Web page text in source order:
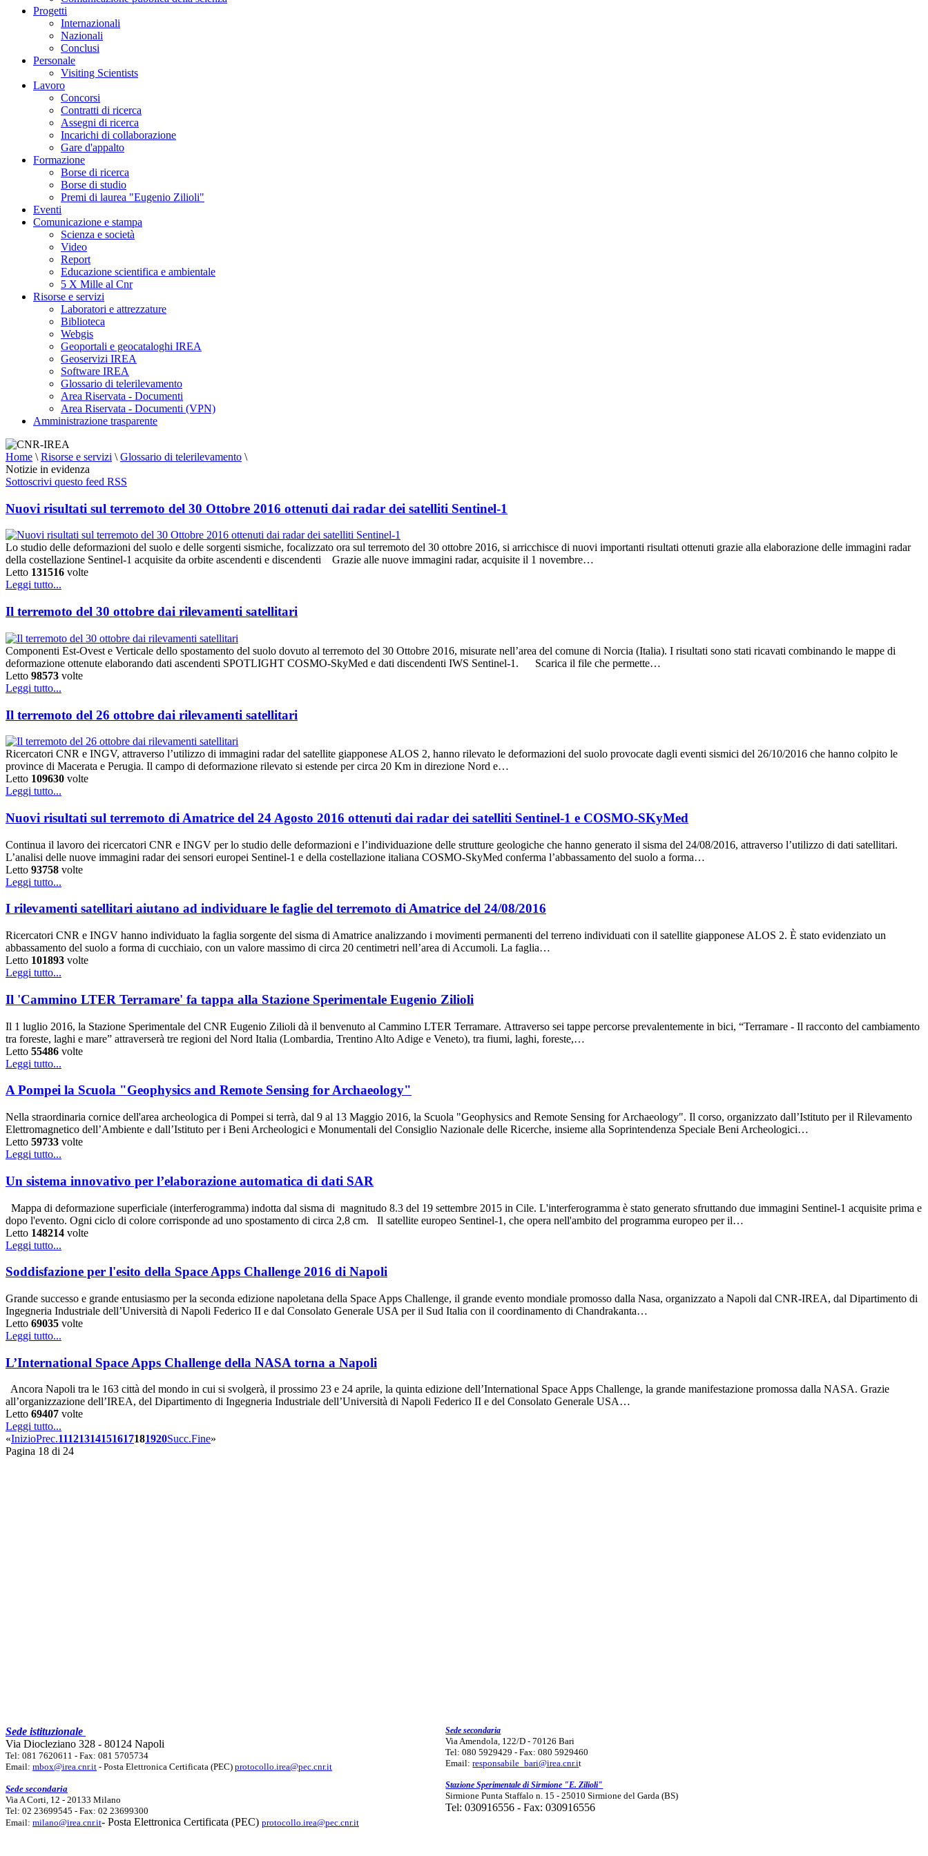
Progetti
Internazionali
Nazionali
Conclusi
Personale
Visiting Scientists
Lavoro
Concorsi
Contratti di ricerca
Assegni di ricerca
Incarichi di collaborazione
Gare d'appalto
Formazione
Borse di ricerca
Borse di studio
Premi di laurea "Eugenio Zilioli"
Eventi
Comunicazione e stampa
Scienza e società
Video
Report
Educazione scientifica e ambientale
5 X Mille al Cnr
Risorse e servizi
Laboratori e attrezzature
Biblioteca
Webgis
Geoportali e geocataloghi IREA
Geoservizi IREA
Software IREA
Glossario di telerilevamento
Area Riservata - Documenti
Area Riservata - Documenti (VPN)
Amministrazione trasparente
Home \ Risorse e servizi \ Glossario di telerilevamento \
Notizie in evidenza
Sottoscrivi questo feed RSS
Nuovi risultati sul terremoto del 30 Ottobre 2016 ottenuti dai radar dei satelliti Sentinel-1
Lo studio delle deformazioni del suolo e delle sorgenti sismiche, focalizzato ora sul terremoto del 30 ottobre 2016, si arricchisce di nuovi importanti risultati ottenuti grazie alla elaborazione delle immagini radar
della costellazione Sentinel-1 acquisite da orbite ascendenti e discendenti Grazie alle nuove immagini radar, acquisite il 1 novembre…
Letto 131516 volte
Leggi tutto...
Il terremoto del 30 ottobre dai rilevamenti satellitari
Componenti Est-Ovest e Verticale dello spostamento del suolo dovuto al terremoto del 30 Ottobre 2016, misurate nell’area del comune di Norcia (Italia). I risultati sono stati ricavati combinando le mappe di
deformazione ottenute elaborando dati ascendenti SPOTLIGHT COSMO-SkyMed e dati discendenti IWS Sentinel-1. Scarica il file che permette…
Letto 98573 volte
Leggi tutto...
Il terremoto del 26 ottobre dai rilevamenti satellitari
Ricercatori CNR e INGV, attraverso l’utilizzo di immagini radar del satellite giapponese ALOS 2, hanno rilevato le deformazioni del suolo provocate dagli eventi sismici del 26/10/2016 che hanno colpito le
province di Macerata e Perugia. Il campo di deformazione rilevato si estende per circa 20 Km in direzione Nord e…
Letto 109630 volte
Leggi tutto...
Nuovi risultati sul terremoto di Amatrice del 24 Agosto 2016 ottenuti dai radar dei satelliti Sentinel-1 e COSMO-SKyMed
Continua il lavoro dei ricercatori CNR e INGV per lo studio delle deformazioni e l’individuazione delle strutture geologiche che hanno generato il sisma del 24/08/2016, attraverso l’utilizzo di dati satellitari.
L’analisi delle nuove immagini radar dei sensori europei Sentinel-1 e della costellazione italiana COSMO-SkyMed conferma l’abbassamento del suolo a forma…
Letto 93758 volte
Leggi tutto...
I rilevamenti satellitari aiutano ad individuare le faglie del terremoto di Amatrice del 24/08/2016
Ricercatori CNR e INGV hanno individuato la faglia sorgente del sisma di Amatrice analizzando i movimenti permanenti del terreno individuati con il satellite giapponese ALOS 2. È stato evidenziato un
abbassamento del suolo a forma di cucchiaio, con un valore massimo di circa 20 centimetri nell’area di Accumoli. La faglia…
Letto 101893 volte
Leggi tutto...
Il 'Cammino LTER Terramare' fa tappa alla Stazione Sperimentale Eugenio Zilioli
Il 1 luglio 2016, la Stazione Sperimentale del CNR Eugenio Zilioli dà il benvenuto al Cammino LTER Terramare. Attraverso sei tappe percorse prevalentemente in bici, “Terramare - Il racconto del cambiamento
tra foreste, laghi e mare” attraverserà tre regioni del Nord Italia (Lombardia, Trentino Alto Adige e Veneto), tra fiumi, laghi, foreste,…
Letto 55486 volte
Leggi tutto...
A Pompei la Scuola "Geophysics and Remote Sensing for Archaeology"
Nella straordinaria cornice dell'area archeologica di Pompei si terrà, dal 9 al 13 Maggio 2016, la Scuola "Geophysics and Remote Sensing for Archaeology". Il corso, organizzato dall’Istituto per il Rilevamento
Elettromagnetico dell’Ambiente e dall’Istituto per i Beni Archeologici e Monumentali del Consiglio Nazionale delle Ricerche, insieme alla Soprintendenza Speciale Beni Archeologici…
Letto 59733 volte
Leggi tutto...
Un sistema innovativo per l’elaborazione automatica di dati SAR
Mappa di deformazione superficiale (interferogramma) indotta dal sisma di magnitudo 8.3 del 19 settembre 2015 in Cile. L'interferogramma è stato generato sfruttando due immagini Sentinel-1 acquisite prima e
dopo l'evento. Ogni ciclo di colore corrisponde ad uno spostamento di circa 2,8 cm. Il satellite europeo Sentinel-1, che opera nell'ambito del programma europeo per il…
Letto 148214 volte
Leggi tutto...
Soddisfazione per l'esito della Space Apps Challenge 2016 di Napoli
Grande successo e grande entusiasmo per la seconda edizione napoletana della Space Apps Challenge, il grande evento mondiale promosso dalla Nasa, organizzato a Napoli dal CNR-IREA, dal Dipartimento di
Ingegneria Industriale dell’Università di Napoli Federico II e dal Consolato Generale USA per il Sud Italia con il coordinamento di Chandrakanta…
Letto 69035 volte
Leggi tutto...
L’International Space Apps Challenge della NASA torna a Napoli
Ancora Napoli tra le 163 città del mondo in cui si svolgerà, il prossimo 23 e 24 aprile, la quinta edizione dell’International Space Apps Challenge, la grande manifestazione promossa dalla NASA. Grazie
all’organizzazione dell’IREA, del Dipartimento di Ingegneria Industriale dell’Università di Napoli Federico II e del Consolato Generale USA…
Letto 69407 volte
Leggi tutto...
«InizioPrec.11121314151617181920Succ.Fine»
Pagina 18 di 24
Sede istituzionale
Via Diocleziano 328 - 80124 Napoli
Tel: 081 7620611 - Fax: 081 5705734
Email: mbox@irea.cnr.it - Posta Elettronica Certificata (PEC) protocollo.irea@pec.cnr.it
Sede secondaria
Via A Corti, 12 - 20133 Milano
Tel: 02 23699545 - Fax: 02 23699300
Email: milano@irea.cnr.it- Posta Elettronica Certificata (PEC) protocollo.irea@pec.cnr.it
Sede secondaria
Via Amendola, 122/D - 70126 Bari
Tel: 080 5929429 - Fax: 080 5929460
Email:responsabile_bari@irea.cnr.it
Stazione Sperimentale di Sirmione "E. Zilioli"
Sirmione Punta Staffalo n. 15 - 25010 Sirmione del Garda (BS)
Tel: 030916556 - Fax: 030916556